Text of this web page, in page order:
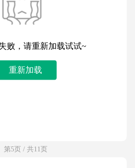
败，请重新加载试试~
重新加载
第5页 / 共11页